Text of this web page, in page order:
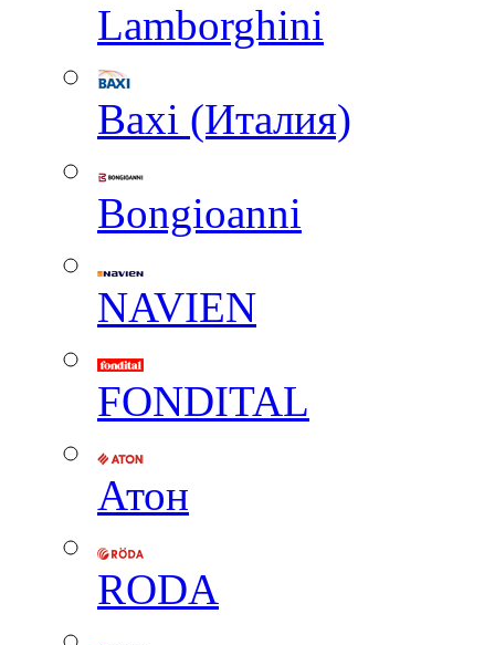
Lamborghini
Baxi (Италия)
Вongioanni
NAVIEN
FONDITAL
Атон
RODA